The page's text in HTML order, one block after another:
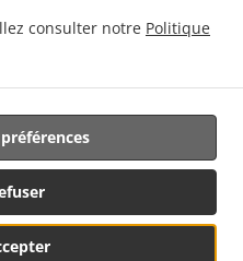
consulter notre Politique
Dippach . Livraison de plats cuisinés
cuisinés Vegan
par:
| +34661617059